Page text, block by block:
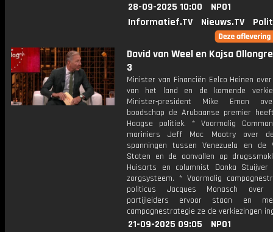
28-09-2025 10:00
NPO1
Informatief.TV
Nieuws.TV
David van Weel en Kajsa
3
Minister van Financiën Eelco Heinen
van het land en de komende
Minister-president Mike Eman
boodschap de Arubaanse premier
Haagse politiek. * Voormalig
mariniers Jeff Mac Mootry over
spanningen tussen Venezuela en de
Staten en de aanvallen op
Huisarts en columnist Danka Stuijver
zorgsysteem. * Voormalig
politicus Jacques Monasch
partijleiders ervoor staan en
campagnestrategie ze de verkiezingen
21-09-2025 09:05
NPO1